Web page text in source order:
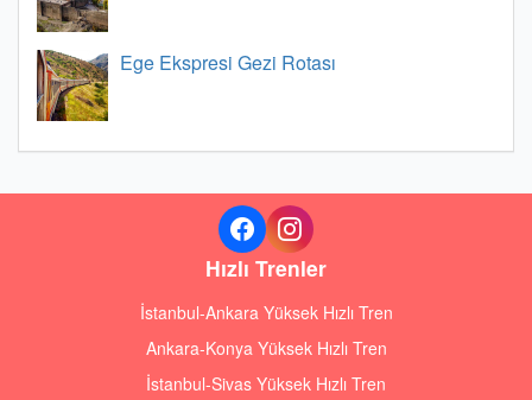
Ege Ekspresi Gezi Rotası
Hızlı Trenler
İstanbul-Ankara Yüksek Hızlı Tren
Ankara-Konya Yüksek Hızlı Tren
İstanbul-Sivas Yüksek Hızlı Tren